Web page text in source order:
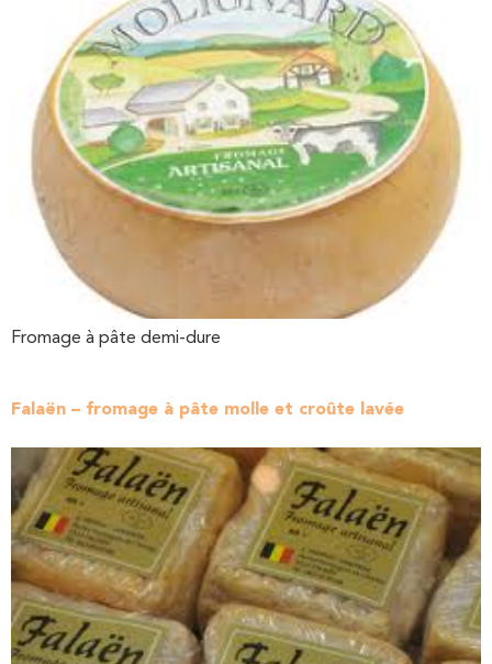
Fromage à pâte demi-dure
Falaën – fromage à pâte molle et croûte lavée